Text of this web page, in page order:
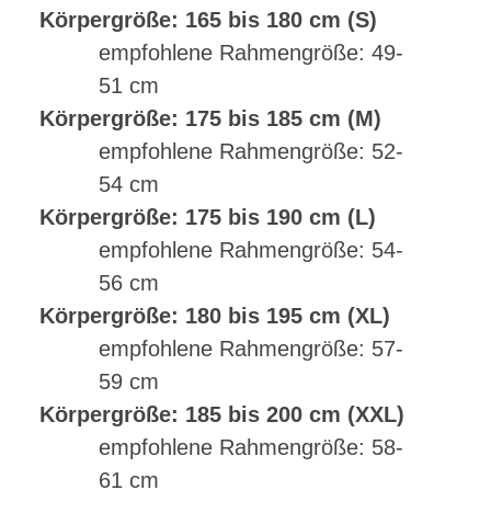
Körpergröße: 165 bis 180 cm (S)
empfohlene Rahmengröße: 49-
51 cm
Körpergröße: 175 bis 185 cm (M)
empfohlene Rahmengröße: 52-
54 cm
Körpergröße: 175 bis 190 cm (L)
empfohlene Rahmengröße: 54-
56 cm
Körpergröße: 180 bis 195 cm (XL)
empfohlene Rahmengröße: 57-
59 cm
Körpergröße: 185 bis 200 cm (XXL)
empfohlene Rahmengröße: 58-
61 cm